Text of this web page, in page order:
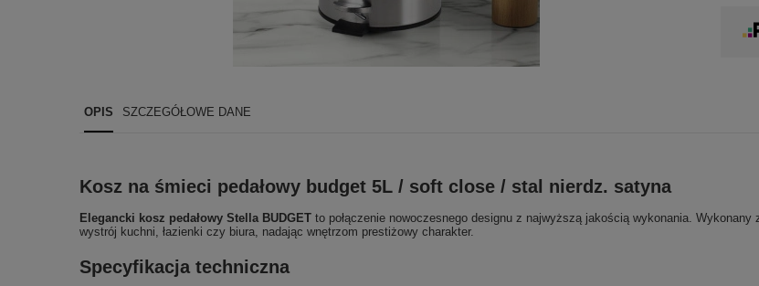
OPIS SZCZEGÓŁOWE DANE
Kosz na śmieci pedałowy budget 5L / soft close / stal nierdz. satyna
Elegancki kosz pedałowy Stella BUDGET to połączenie nowoczesnego designu z najwyższą jakością wykonania.
wystrój kuchni, łazienki czy biura, nadając wnętrzom prestiżowy charakter.
Specyfikacja techniczna